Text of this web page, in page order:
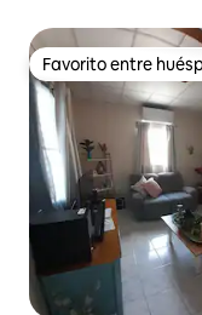
Favorito entre
Favorito entre